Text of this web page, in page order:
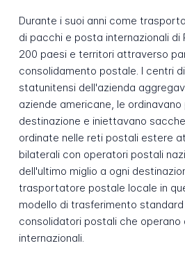
Durante i suoi anni come
di pacchi e posta internazionali di
200 paesi e territori attraverso
consolidamento postale. I centri
statunitensi dell'azienda
aziende americane, le
destinazione e iniettavano
ordinate nelle reti postali estere
bilaterali con operatori postali
dell'ultimo miglio a ogni
trasportatore postale locale in
modello di trasferimento
consolidatori postali che
internazionali.